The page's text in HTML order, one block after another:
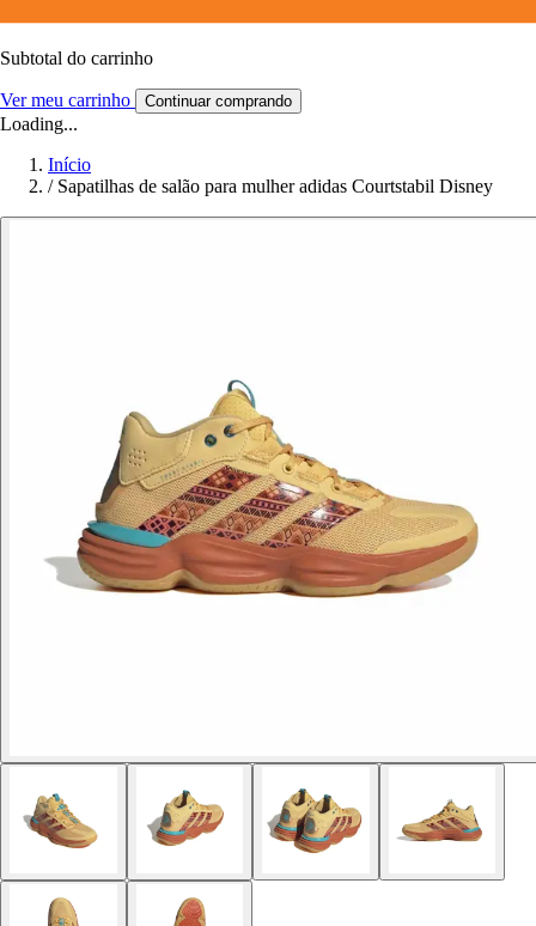
Subtotal do carrinho
Ver meu carrinho Continuar comprando
Loading...
Início
/ Sapatilhas de salão para mulher adidas Courtstabil Disney